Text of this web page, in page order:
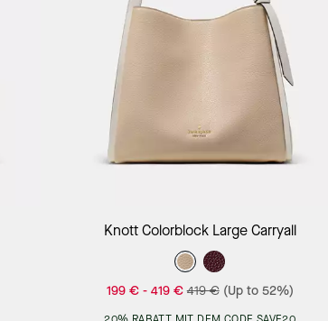
Add to Bag
Knott Colorblock Large Carryall
199 €- 419 € 419 € (Up to 52%)